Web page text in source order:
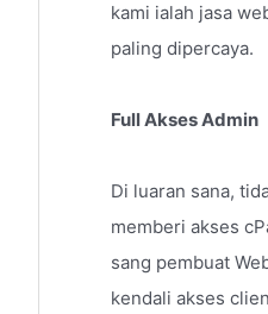
kami ialah jasa
paling dipercaya.
Full Akses Admin
Di luaran sana,
memberi akses
sang pembuat
kendali akses